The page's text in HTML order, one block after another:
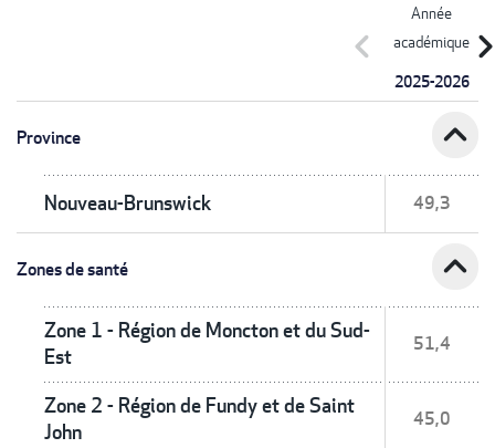
Année
académique
2025-2026
chevron_left
Province expand_less
Nouveau-Brunswick 49,3
Zones de santé expand_less
Zone 1 - Région de Moncton et du Sud-
Est
51,4
Zone 2 - Région de Fundy et de Saint
John
45,0